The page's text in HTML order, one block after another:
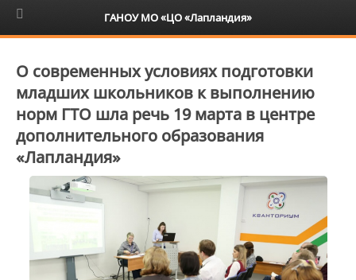
6+
О современных условиях подготовки
младших школьников к выполнению
норм ГТО шла речь 19 марта в центре
дополнительного образования
«Лапландия»
ГАНОУ МО «ЦО «Лапландия»